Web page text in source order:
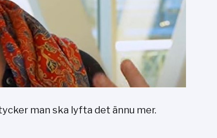
man ska lyfta det ännu mer.